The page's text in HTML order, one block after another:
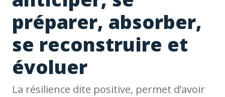
préparer, absorber,
se reconstruire et
évoluer
La résilience dite positive, permet d’avoir